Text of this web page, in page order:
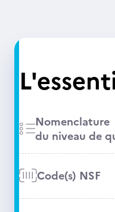
Nomenclature
du niveau de
Code(s) NSF